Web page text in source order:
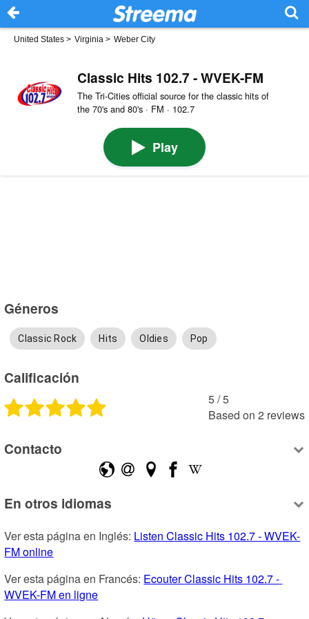
United States > Virginia > Weber City
Classic Hits 102.7 - WVEK-FM
The Tri-Cities official source for the classic hits of
the 70's and 80's · FM · 102.7
Play
Géneros
Classic Rock Hits Oldies Pop
Calificación
5 /5
Based on 2 reviews
Contacto
En otros idiomas
Ver esta página en Inglés: Listen Classic Hits 102.7 - WVEK-
FM online
Ver esta página en Francés: Ecouter Classic Hits 102.7 -
WVEK-FM en ligne